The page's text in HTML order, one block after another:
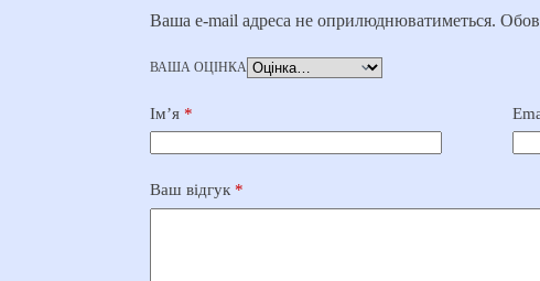
Ваша e-mail адреса не оприлюднюватиметься.
ВАША ОЦІНКА
Ім’я*
Ваш відгук *